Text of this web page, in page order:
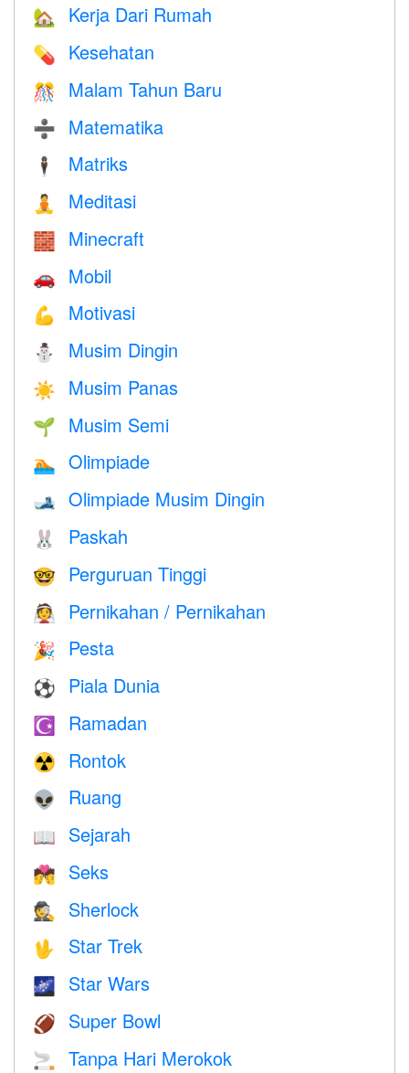
🏡 Kerja Dari Rumah
💊 Kesehatan
🎊 Malam Tahun Baru
➗ Matematika
🕴️ Matriks
🧘 Meditasi
🧱 Minecraft
🚗 Mobil
💪 Motivasi
⛄ Musim Dingin
☀️ Musim Panas
🌱 Musim Semi
🏊 Olimpiade
🎿 Olimpiade Musim Dingin
🐰 Paskah
🤓 Perguruan Tinggi
👰 Pernikahan / Pernikahan
🎉 Pesta
⚽ Piala Dunia
☪️ Ramadan
☢️ Rontok
👽 Ruang
📖 Sejarah
💏 Seks
🕵️ Sherlock
🖖 Star Trek
🌌 Star Wars
🏈 Super Bowl
🚬 Tanpa Hari Merokok